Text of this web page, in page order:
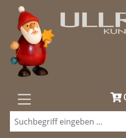
Zum Hauptinhalt springen